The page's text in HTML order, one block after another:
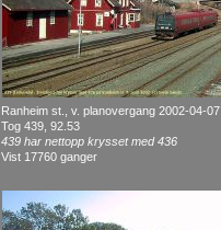
Ranheim st., v. planovergang 2002-04-07
Tog 439, 92.53
439 har nettopp krysset med 436
Vist 17760 ganger